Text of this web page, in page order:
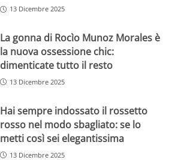
13 Dicembre 2025
La gonna di Rocìo Munoz Morales è
la nuova ossessione chic:
dimenticate tutto il resto
13 Dicembre 2025
Hai sempre indossato il rossetto
rosso nel modo sbagliato: se lo
metti così sei elegantissima
13 Dicembre 2025